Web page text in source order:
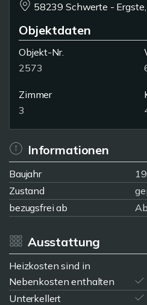
58239 Schwerte -
Objektdaten
Objekt-Nr.
2573
Zimmer
3
Informationen
Baujahr
Zustand
bezugsfrei ab
Ausstattung
Heizkosten sind in
Nebenkosten enthalten
Unterkellert